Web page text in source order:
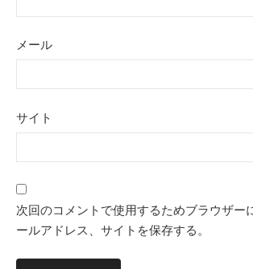
メール
サイト
次回のコメントで使用するためブラウザー
ールアドレス、サイトを保存する。